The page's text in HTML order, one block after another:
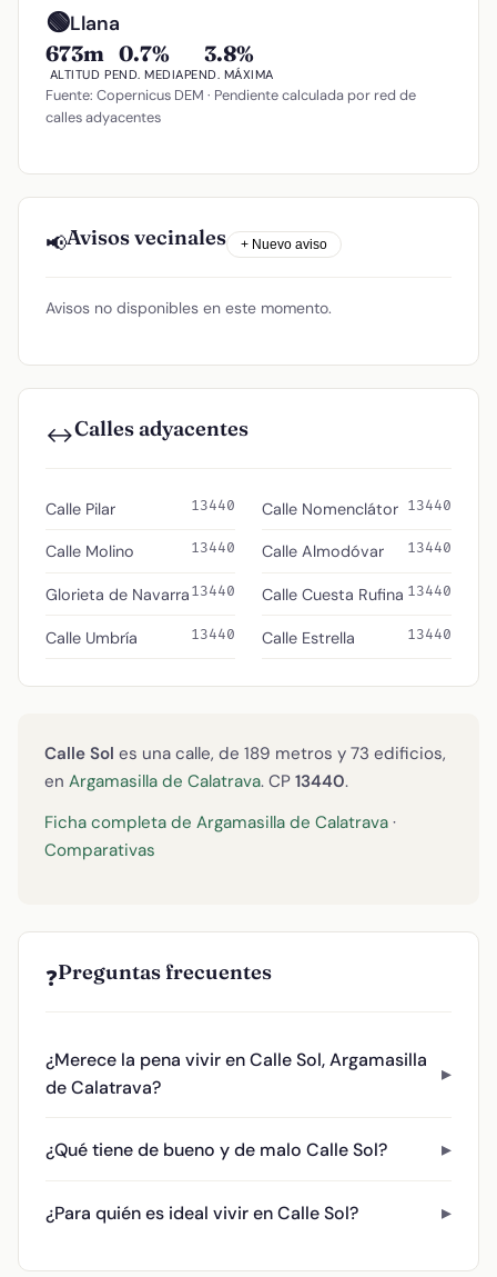
🟢Llana
673m
ALTITUD
0.7%
PEND. MEDIA
3.8%
PEND. MÁXIMA
Fuente: Copernicus DEM · Pendiente calculada por red de
calles adyacentes
📢Avisos vecinales + Nuevo aviso
Avisos no disponibles en este momento.
↔️Calles adyacentes
Calle Pilar 13440
Calle Molino 13440
Glorieta de Navarra13440
Calle Umbría 13440
Calle Nomenclátor 13440
Calle Almodóvar 13440
Calle Cuesta Rufina 13440
Calle Estrella 13440
Calle Sol es una calle, de 189 metros y 73 edificios,
en Argamasilla de Calatrava. CP 13440.
Ficha completa de Argamasilla de Calatrava ·
Comparativas
❓Preguntas frecuentes
¿Merece la pena vivir en Calle Sol, Argamasilla
de Calatrava?
¿Qué tiene de bueno y de malo Calle Sol?
¿Para quién es ideal vivir en Calle Sol?